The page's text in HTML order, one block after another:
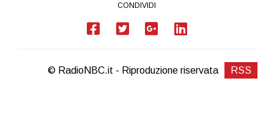
CONDIVIDI
© RadioNBC.it - Riproduzione riservata RSS